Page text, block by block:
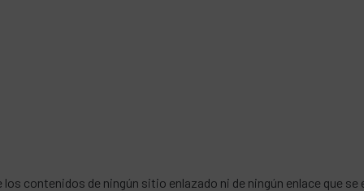
contenidos de ningún sitio enlazado ni de ningún enlace que se